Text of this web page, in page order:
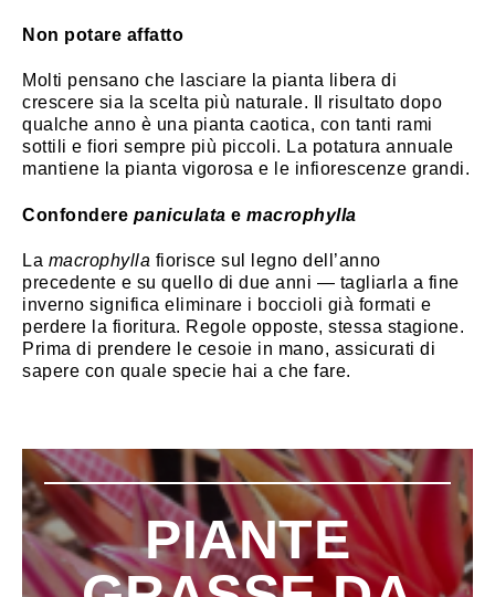
Non potare affatto
Molti pensano che lasciare la pianta libera di
crescere sia la scelta più naturale. Il risultato dopo
qualche anno è una pianta caotica, con tanti rami
sottili e fiori sempre più piccoli. La potatura annuale
mantiene la pianta vigorosa e le infiorescenze grandi.
Confondere paniculata e macrophylla
La macrophylla fiorisce sul legno dell’anno
precedente e su quello di due anni — tagliarla a fine
inverno significa eliminare i boccioli già formati e
perdere la fioritura. Regole opposte, stessa stagione.
Prima di prendere le cesoie in mano, assicurati di
sapere con quale specie hai a che fare.
PIANTE